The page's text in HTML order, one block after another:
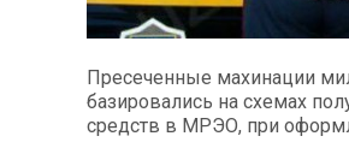
Пресеченные махинации
базировались на схемах
средств в МРЭО, при